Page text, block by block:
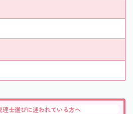
理士選びに迷われている方へ